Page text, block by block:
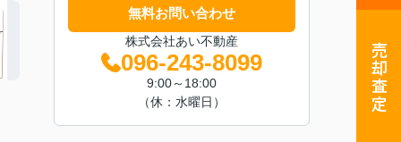
売却査定
無料お問い合わせ
株式会社あい不動産
096-243-8099
9:00～18:00
（休：水曜日）